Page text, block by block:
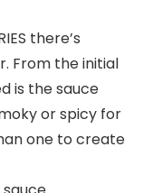
there’s
From the initial
is the sauce
or spicy for
one to create